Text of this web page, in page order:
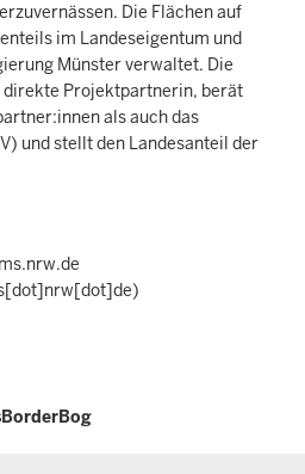
Die Flächen auf
im Landeseigentum und
Münster verwaltet. Die
Projektpartnerin, berät
als auch das
und stellt den Landesanteil der